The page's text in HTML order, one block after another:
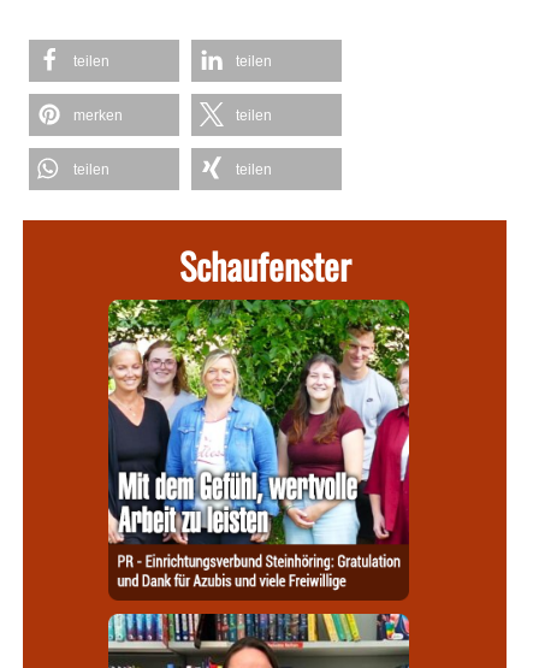
teilen teilen
merken teilen
teilen teilen
Schaufenster